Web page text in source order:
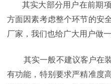
其实大部分用户在前期项
方面因素考虑整个环节的安
厂家，我们也给广大用户做一
其实一般不建议客户在装
有功能，特别要求严精准度